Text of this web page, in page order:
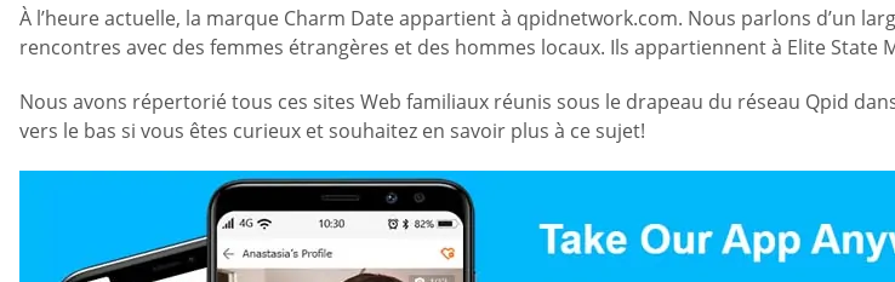
À l’heure actuelle, la marque Charm Date appartient à qpidnetwork.com. Nous parlons d’un
rencontres avec des femmes étrangères et des hommes locaux. Ils appartiennent à Elite State
Nous avons répertorié tous ces sites Web familiaux réunis sous le drapeau du réseau Qpid
vers le bas si vous êtes curieux et souhaitez en savoir plus à ce sujet!